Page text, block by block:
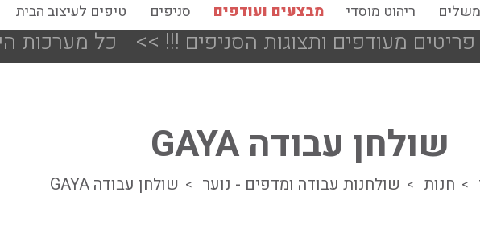
ריהוט מוסדי מבצעים ועודפים סניפים טיפים לעיצוב הבית
כל מערכות הישיבה ב 25% הנחה <<
שולחן עבודה GAYA
חנות שולחנות עבודה ומדפים - נוער שולחן עבודה GAYA